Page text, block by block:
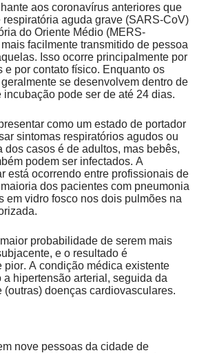
aos coronavírus anteriores que
aguda grave (SARS-CoV)
do Oriente Médio (MERS-
facilmente transmitido de pessoa
Isso ocorre principalmente por
e por contato físico. Enquanto os
se desenvolvem dentro de
pode ser de até 24 dias.
como um estado de portador
sintomas respiratórios agudos ou
dos casos é de adultos, mas bebês,
podem ser infectados. A
está ocorrendo entre profissionais de
dos pacientes com pneumonia
em vidro fosco nos dois pulmões na
probabilidade de serem mais
e o resultado é
pior. A condição médica existente
a hipertensão arterial, seguida da
doenças cardiovasculares.
nove pessoas da cidade de